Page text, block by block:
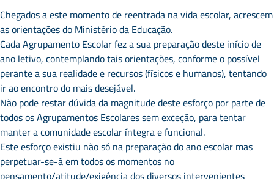
Chegados a este momento de reentrada na vida escolar, acrescem
as orientações do Ministério da Educação.
Cada Agrupamento Escolar fez a sua preparação deste início de
ano letivo, contemplando tais orientações, conforme o possível
perante a sua realidade e recursos (físicos e humanos), tentando
ir ao encontro do mais desejável.
Não pode restar dúvida da magnitude deste esforço por parte de
todos os Agrupamentos Escolares sem exceção, para tentar
manter a comunidade escolar íntegra e funcional.
Este esforço existiu não só na preparação do ano escolar mas
perpetuar-se-á em todos os momentos no